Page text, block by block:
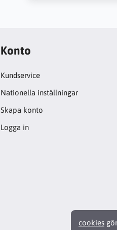
cookies
Konto
Kundservice
Nationella inställningar
Skapa konto
Logga in